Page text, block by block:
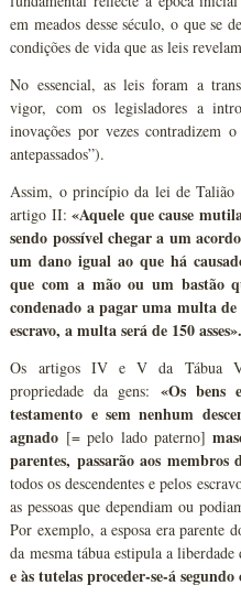
em meados desse século, o que se
condições de vida que as leis
No essencial, as leis foram a
vigor, com os legisladores a
inovações por vezes contradizem
antepassados”).
Assim, o princípio da lei de
artigo II:«Aquele que cause
sendo possível chegar a um
um dano igual ao que há
que com a mão ou um bastão
condenado a pagar uma multa de
escravo, a multa será de 150 asses».
Os artigos IV e V da Tábua V
propriedade da gens: «Os bens
testamento e sem nenhum
agnado [= pelo lado paterno]
parentes, passarão aos membros
todos os descendentes e pelos
as pessoas que dependiam ou
Por exemplo, a esposa era
da mesma tábua estipula a
e às tutelas proceder-se-á